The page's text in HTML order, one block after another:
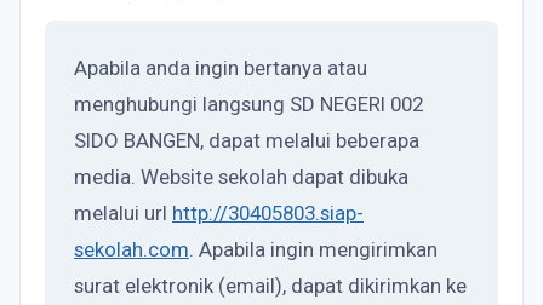
Apabila anda ingin bertanya atau
menghubungi langsung SD NEGERI 002
SIDO BANGEN, dapat melalui beberapa
media. Website sekolah dapat dibuka
melalui url http://30405803.siap-
sekolah.com. Apabila ingin mengirimkan
surat elektronik (email), dapat dikirimkan ke